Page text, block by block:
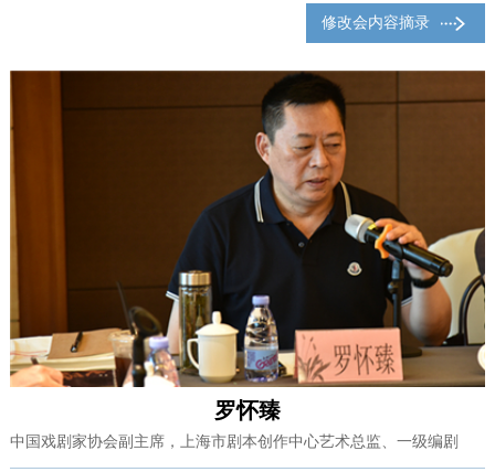
修改会内容摘录
罗怀臻
中国戏剧家协会副主席，上海市剧本创作中心艺术总监、一级编剧